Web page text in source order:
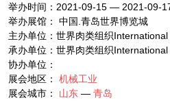
举办时间：2021-09-15 — 2021-09-
举办展馆： 中国.青岛世界博览城
主办单位：世界肉类组织
承办单位：世界肉类组织
协办单位：
展会地区： 机械工业
展会城市： 山东 — 青岛